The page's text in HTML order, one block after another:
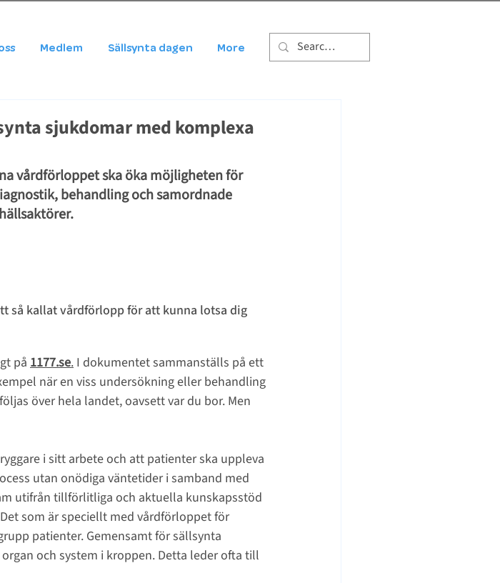
Medlem Sällsynta dagen More
sjukdomar med komplexa
vårdförloppet ska öka möjligheten för
behandling och samordnade
så kallat vårdförlopp för att kunna lotsa dig
på 1177.se. I dokumentet sammanställs på ett
när en viss undersökning eller behandling
över hela landet, oavsett var du bor. Men
i sitt arbete och att patienter ska uppleva
utan onödiga väntetider i samband med
utifrån tillförlitliga och aktuella kunskapsstöd
som är speciellt med vårdförloppet för
patienter. Gemensamt för sällsynta
och system i kroppen. Detta leder ofta till